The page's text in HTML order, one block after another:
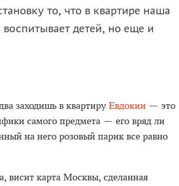
то, что в квартире наша
детей, но еще и
заходишь в квартиру Евдокии — это
самого предмета — его вряд ли
на него розовый парик все равно
висит карта Москвы, сделанная